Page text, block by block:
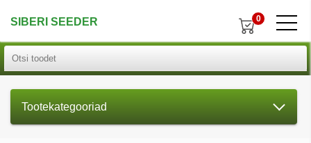
SIBERI SEEDER 0
Tootekategooriad